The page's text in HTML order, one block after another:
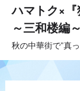
ハマトク×
～三和楼編～
秋の中華街で”真